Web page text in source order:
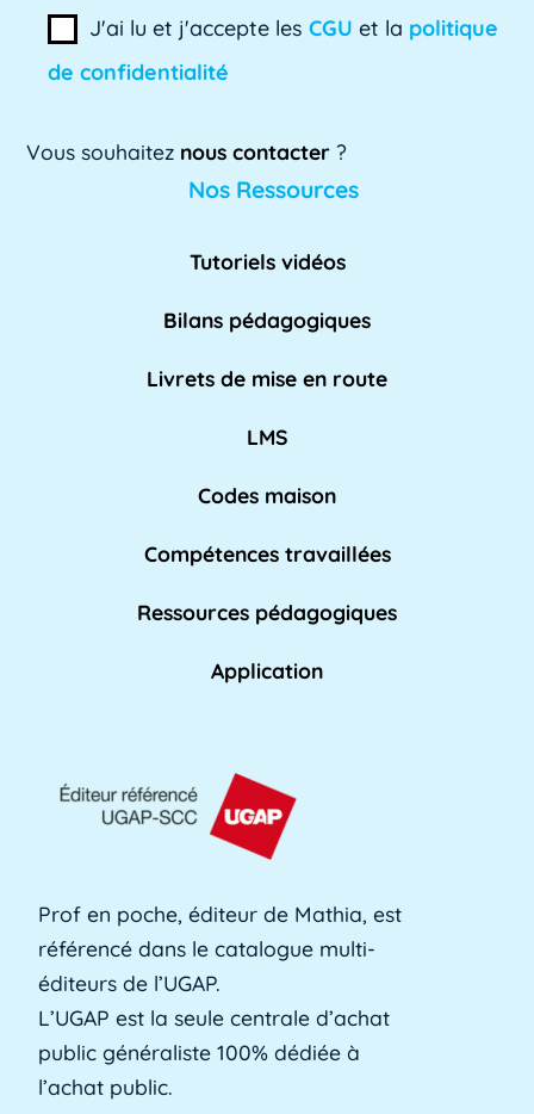
ADSI-ESR est l'acronyme de l'Association
professionnelle des directeurs des systèmes
[...]Lire plus »
nationale pour [...]Lire plus »
non-enseignant qui travaille dans les [...]
Affaires académiques
chargée de soutenir l'apprentissage et les [...]
L'AFPA, ou Association nationale pour la
formation professionnelle des adultes, est une
Alerte précoce
L'alerte précoce est un outil en ligne que les
établissements utilisent pour identifier les [...]
Lire plus »
J'ai lu et j'accepte lesCGU et la politique
de confidentialité
Vous souhaitez nous contacter ?
Nos Ressources
Tutoriels vidéos
Bilans pédagogiques
Livrets de mise en route
LMS
Codes maison
Compétences travaillées
Ressources pédagogiques
Application
Prof en poche, éditeur de Mathia, est
référencé dans le catalogue multi-
éditeurs de l’UGAP.
L’UGAP est la seule centrale d’achat
public généraliste 100% dédiée à
l’achat public.